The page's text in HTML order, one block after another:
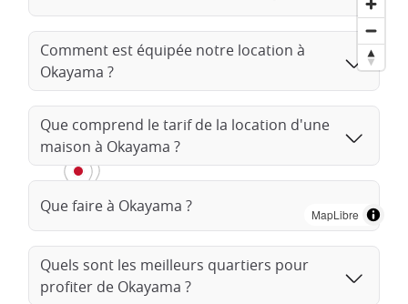
MapLibre
Comment est équipée notre location à
Okayama ?
Que comprend le tarif de la location d'une
maison à Okayama ?
Que faire à Okayama ?
Quels sont les meilleurs quartiers pour
profiter de Okayama ?